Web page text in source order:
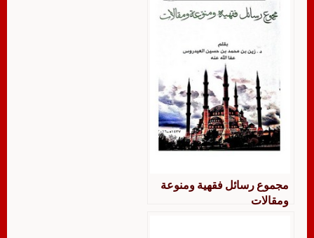
مجموع رسائل فقهية ومنوعة
ومقالات